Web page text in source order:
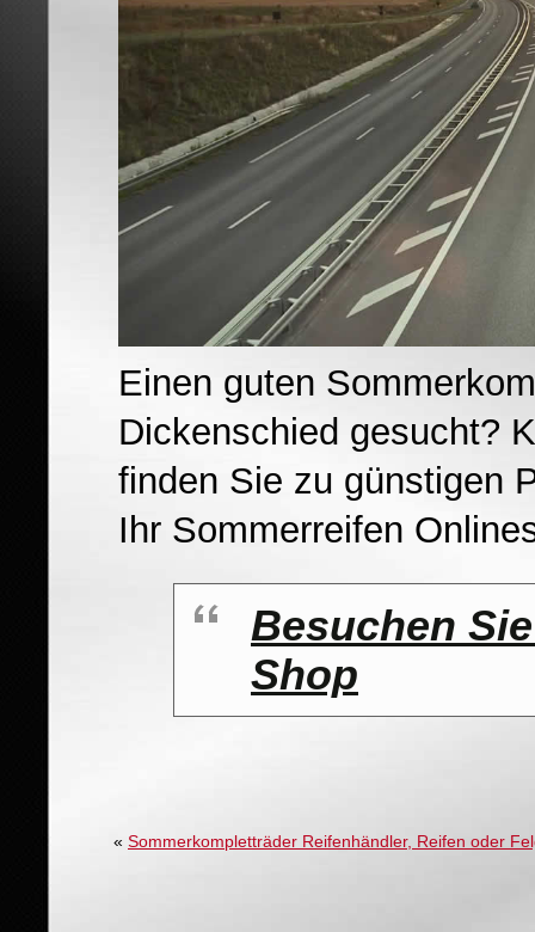
Einen guten
Dickenschied gesucht?
finden Sie zu günstigen
Ihr Sommerreifen
Besuchen
Shop
« Sommerkompletträder Reifenhändler, Reifen oder